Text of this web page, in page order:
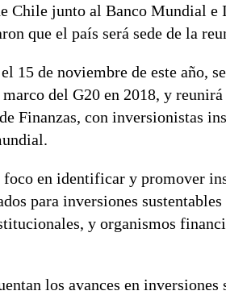
Chile junto al Banco Mundial e
que el país será sede de la
15 de noviembre de este año,
del G20 en 2018, y
Finanzas, con inversionistas
en identificar y promover
para inversiones
y organismos
los avances en